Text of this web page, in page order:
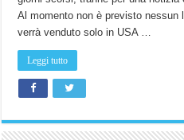
Al momento non è previsto nessun
verrà venduto solo in USA …
Leggi tutto